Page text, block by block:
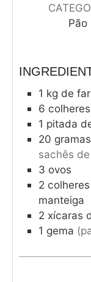
Pão
1 kg de
6
1 pitada
20
sachês
3 ovos
2
manteiga
2 xícaras
1 gema